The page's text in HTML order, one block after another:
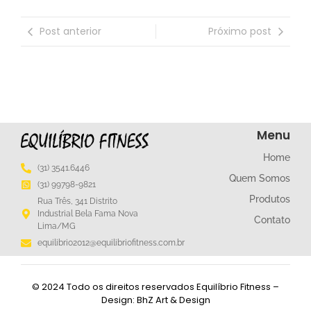
Post anterior Próximo post
(31) 3541.6446
(31) 99798-9821
Rua Três, 341 Distrito
Industrial Bela Fama Nova
Lima/MG
equilibrio2012@equilibriofitness.com.br
Menu
Home
Quem Somos
Produtos
Contato
© 2024 Todo os direitos reservados Equilíbrio Fitness –
Design: BhZ Art & Design